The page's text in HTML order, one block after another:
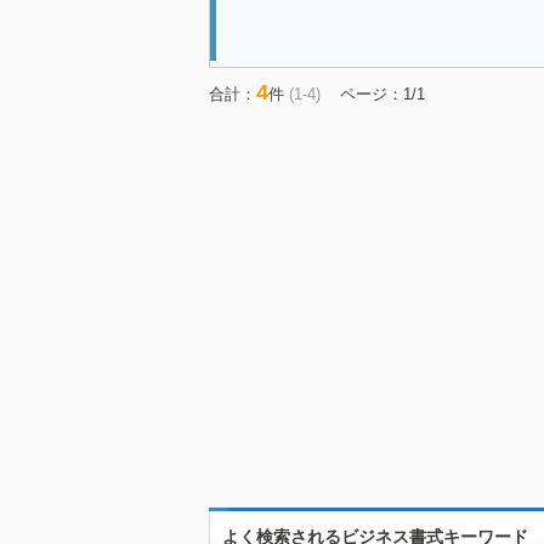
合計： 4件 (1-4) ページ：1/1
よく検索されるビジネス書式キーワード